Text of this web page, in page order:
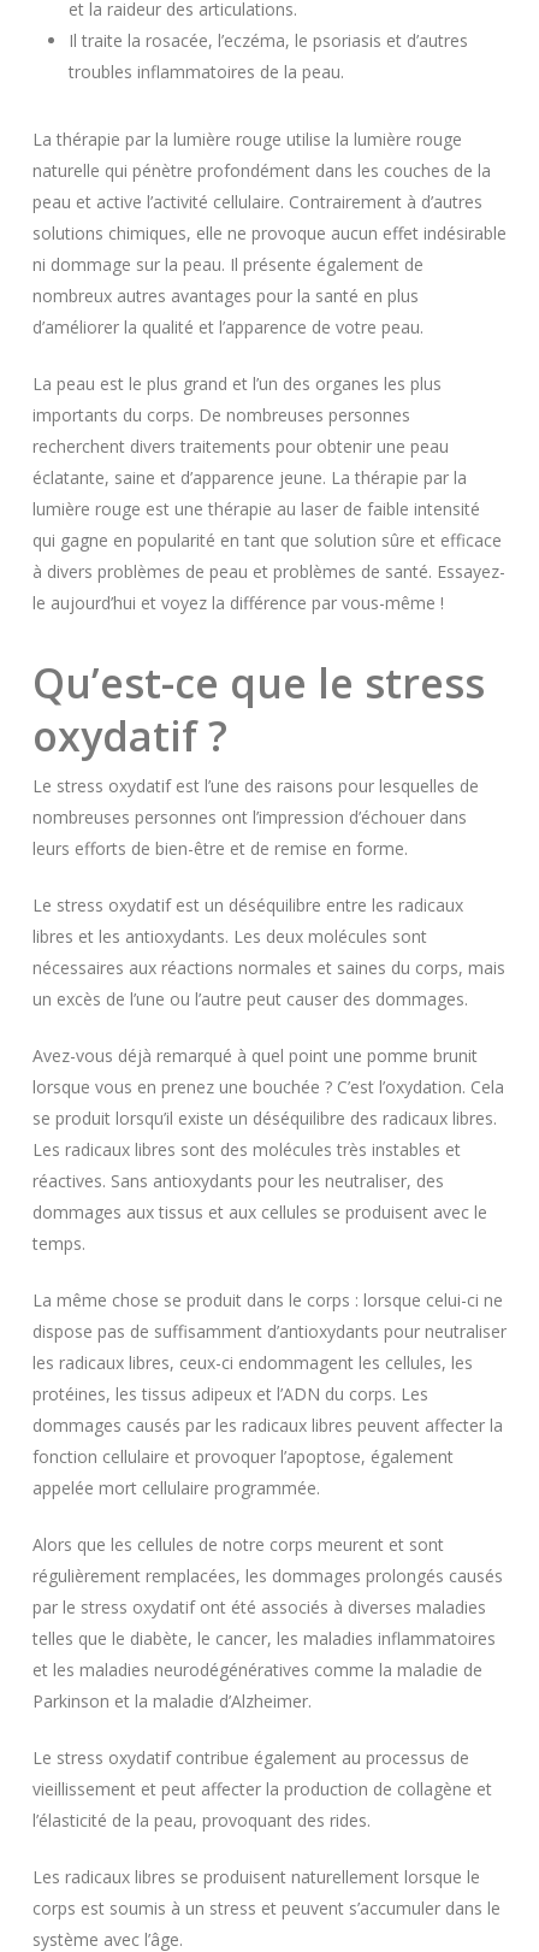
et la raideur des articulations.
Il traite la rosacée, l’eczéma, le psoriasis et d’autres
troubles inflammatoires de la peau.
La thérapie par la lumière rouge utilise la lumière rouge
naturelle qui pénètre profondément dans les couches de la
peau et active l’activité cellulaire. Contrairement à d’autres
solutions chimiques, elle ne provoque aucun effet indésirable
ni dommage sur la peau. Il présente également de
nombreux autres avantages pour la santé en plus
d’améliorer la qualité et l’apparence de votre peau.
La peau est le plus grand et l’un des organes les plus
importants du corps. De nombreuses personnes
recherchent divers traitements pour obtenir une peau
éclatante, saine et d’apparence jeune. La thérapie par la
lumière rouge est une thérapie au laser de faible intensité
qui gagne en popularité en tant que solution sûre et efficace
à divers problèmes de peau et problèmes de santé. Essayez-
le aujourd’hui et voyez la différence par vous-même !
Qu’est-ce que le stress
oxydatif ?
Le stress oxydatif est l’une des raisons pour lesquelles de
nombreuses personnes ont l’impression d’échouer dans
leurs efforts de bien-être et de remise en forme.
Le stress oxydatif est un déséquilibre entre les radicaux
libres et les antioxydants. Les deux molécules sont
nécessaires aux réactions normales et saines du corps, mais
un excès de l’une ou l’autre peut causer des dommages.
Avez-vous déjà remarqué à quel point une pomme brunit
lorsque vous en prenez une bouchée ? C’est l’oxydation. Cela
se produit lorsqu’il existe un déséquilibre des radicaux libres.
Les radicaux libres sont des molécules très instables et
réactives. Sans antioxydants pour les neutraliser, des
dommages aux tissus et aux cellules se produisent avec le
temps.
La même chose se produit dans le corps : lorsque celui-ci ne
dispose pas de suffisamment d’antioxydants pour neutraliser
les radicaux libres, ceux-ci endommagent les cellules, les
protéines, les tissus adipeux et l’ADN du corps. Les
dommages causés par les radicaux libres peuvent affecter la
fonction cellulaire et provoquer l’apoptose, également
appelée mort cellulaire programmée.
Alors que les cellules de notre corps meurent et sont
régulièrement remplacées, les dommages prolongés causés
par le stress oxydatif ont été associés à diverses maladies
telles que le diabète, le cancer, les maladies inflammatoires
et les maladies neurodégénératives comme la maladie de
Parkinson et la maladie d’Alzheimer.
Le stress oxydatif contribue également au processus de
vieillissement et peut affecter la production de collagène et
l’élasticité de la peau, provoquant des rides.
Les radicaux libres se produisent naturellement lorsque le
corps est soumis à un stress et peuvent s’accumuler dans le
système avec l’âge.